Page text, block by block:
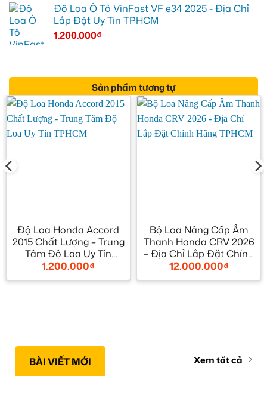
Độ Loa Ô Tô VinFast VF e34 2025 - Địa Chỉ
Lắp Đặt Uy Tín TPHCM
1.200.000₫
Sản phẩm tương tự
Độ Loa Honda Accord
2015 Chất Lượng – Trung
Tâm Độ Loa Uy Tín
TPHCM
1.200.000₫
Bộ Loa Nâng Cấp Âm
Thanh Honda CRV 2026
– Địa Chỉ Lắp Đặt Chính
Hãng TPHCM
12.000.000₫
BÀI VIẾT MỚI Xem tất cả